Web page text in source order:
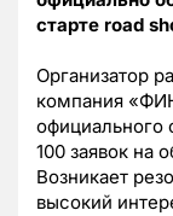
старте road
Организатор
компания
официального
100 заявок на
Возникает
высокий